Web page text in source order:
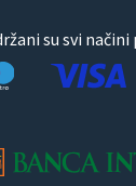
su svi načini